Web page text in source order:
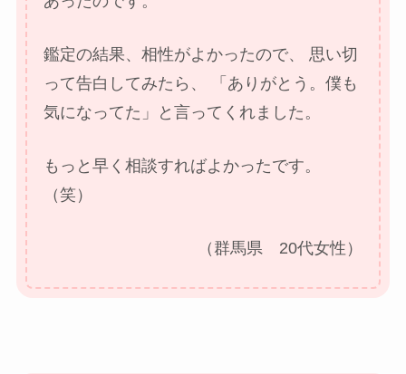
鑑定の結果、相性がよかったので、
思い切
って告白してみたら、
「ありがとう。僕も
気になってた」と言ってくれました。
もっと早く相談すればよかったです。
（笑）
（群馬県 20代女性）